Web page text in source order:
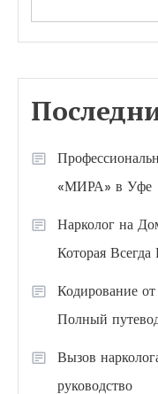
«МИРА» в Уфе
Нарколог на
Которая Всегда
Кодирование
Полный
Вызов
руководство